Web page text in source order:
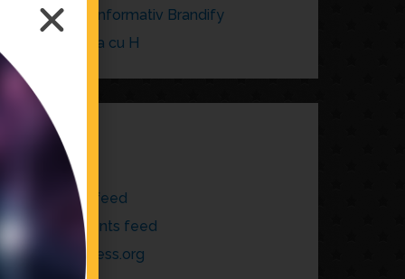
Buletin informativ Brandify
La cafea cu H
META
Log in
Entries feed
Comments feed
WordPress.org